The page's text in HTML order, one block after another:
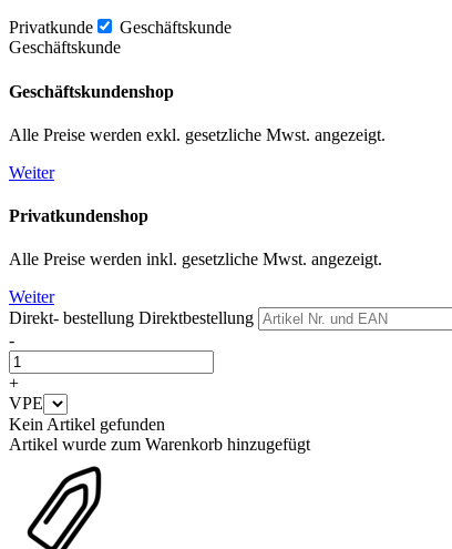
Privatkunde
Geschäftskunde
Geschäftskunde
Geschäftskundenshop
Alle Preise werden exkl. gesetzliche Mwst. angezeigt.
Weiter
Privatkundenshop
Alle Preise werden inkl. gesetzliche Mwst. angezeigt.
Weiter
Direkt- bestellung Direktbestellung
-
+
VPE
Kein Artikel gefunden
Artikel wurde zum Warenkorb hinzugefügt